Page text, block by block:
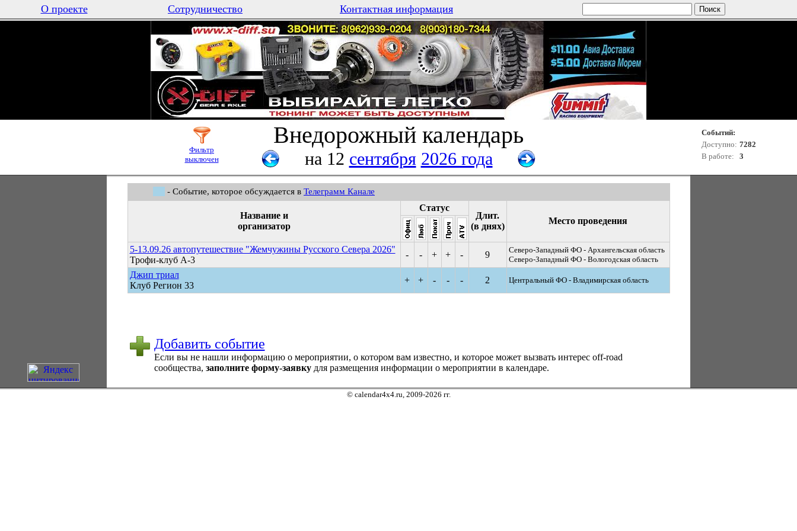
О проекте Сотрудничество Контактная информация
Фильтр
выключен
Внедорожный календарь
на 12 сентября 2026 года
Событий:
Доступно: 7282
В работе:
3
- Событие, которое обсуждается в Телеграмм Канале
Название и
организатор
Статус
Длит.
(в днях)
Место проведения
5-13.09.26 автопутешествие "Жемчужины Русского Севера 2026"
Трофи-клуб А-3
- - + + - 9
Северо-Западный ФО - Архангельская область
Северо-Западный ФО - Вологодская область
Джип триал
Клуб Регион 33
+ + - - - 2 Центральный ФО - Владимирская область
Добавить событие
Если вы не нашли информацию о мероприятии, о котором вам известно, и которое может вызвать интерес оff-road
сообщества, заполните форму-заявкудля размещения информации о мероприятии в календаре.
© calendar4x4.ru, 2009-2026 гг.